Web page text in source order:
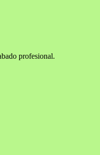
profesional.